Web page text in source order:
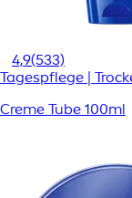
4,9(533)
Tagespflege |
Creme Tube 100ml